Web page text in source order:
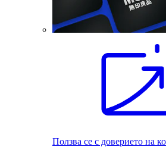
Ползва се с доверието на